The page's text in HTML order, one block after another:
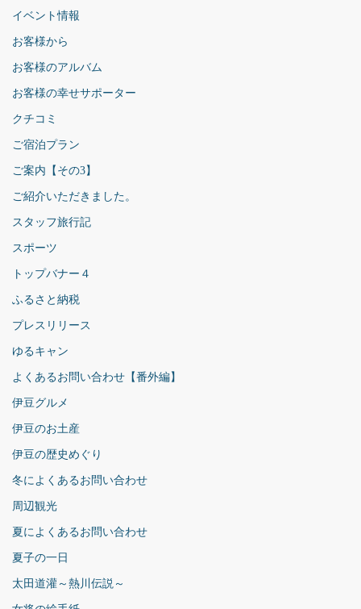
イベント情報
お客様から
お客様のアルバム
お客様の幸せサポーター
クチコミ
ご宿泊プラン
ご案内【その3】
ご紹介いただきました。
スタッフ旅行記
スポーツ
トップバナー４
ふるさと納税
プレスリリース
ゆるキャン
よくあるお問い合わせ【番外編】
伊豆グルメ
伊豆のお土産
伊豆の歴史めぐり
冬によくあるお問い合わせ
周辺観光
夏によくあるお問い合わせ
夏子の一日
太田道灌～熱川伝説～